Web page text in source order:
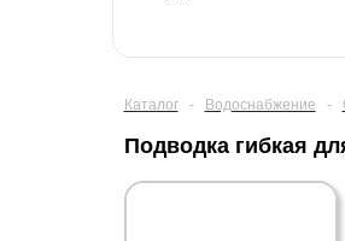
Каталог - Водоснабжение -
Подводка гибкая